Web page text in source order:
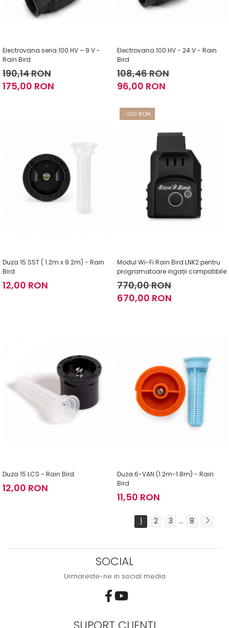
Electrovana seria 100 HV – 9 V -
Rain Bird
190,14 RON
175,00 RON
Electrovana 100 HV - 24 V - Rain
Bird
108,46 RON
96,00 RON
Duza 15 SST ( 1.2m x 9.2m) - Rain
Bird
12,00 RON
-100 RON
Modul Wi-Fi Rain Bird LNK2 pentru
programatoare irigații compatibile
770,00 RON
670,00 RON
Duza 15 LCS - Rain Bird
12,00 RON
Duza 6-VAN (1.2m-1.8m) - Rain
Bird
11,50 RON
1 2 3 ... 8
SOCIAL
Urmareste-ne in social media